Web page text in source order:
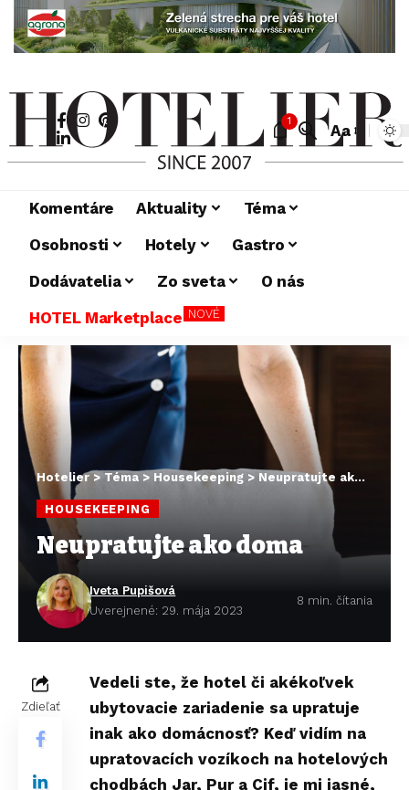
1
Aa
Komentáre Aktuality
Téma
Osobnosti
Hotely
Gastro
Dodávatelia
Zo sveta
O nás
HOTEL Marketplace NOVÉ
Hotelier> Téma > Housekeeping > Neupratujte ako doma
HOUSEKEEPING
Neupratujte ako doma
Iveta Pupišová
Uverejnené: 29. mája 2023
8 min. čítania
Zdieľať
Vedeli ste, že hotel či akékoľvek
ubytovacie zariadenie sa upratuje
inak ako domácnosť? Keď vidím na
upratovacích vozíkoch na hotelových
chodbách Jar, Pur a Cif, je mi jasné,